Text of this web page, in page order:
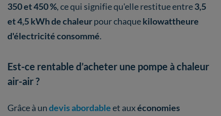
350 et 450 %, ce qui signifie qu'elle restitue entre3,5
et 4,5 kWh de chaleurpour chaquekilowattheure
d'électricité consommé.
Est-ce rentable d’acheter une pompe à chaleur
air-air ?
Grâce à undevis abordableet auxéconomies